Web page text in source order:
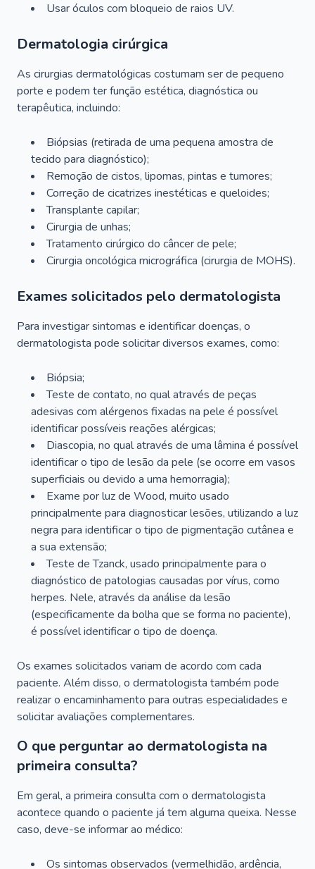
Usar óculos com bloqueio de raios UV.
Dermatologia cirúrgica
As cirurgias dermatológicas costumam ser de pequeno
porte e podem ter função estética, diagnóstica ou
terapêutica, incluindo:
Biópsias (retirada de uma pequena amostra de
tecido para diagnóstico);
Remoção de cistos, lipomas, pintas e tumores;
Correção de cicatrizes inestéticas e queloides;
Transplante capilar;
Cirurgia de unhas;
Tratamento cirúrgico do câncer de pele;
Cirurgia oncológica micrográfica (cirurgia de MOHS).
Exames solicitados pelo dermatologista
Para investigar sintomas e identificar doenças, o
dermatologista pode solicitar diversos exames, como:
Biópsia;
Teste de contato, no qual através de peças
adesivas com alérgenos fixadas na pele é possível
identificar possíveis reações alérgicas;
Diascopia, no qual através de uma lâmina é possível
identificar o tipo de lesão da pele (se ocorre em vasos
superficiais ou devido a uma hemorragia);
Exame por luz de Wood, muito usado
principalmente para diagnosticar lesões, utilizando a luz
negra para identificar o tipo de pigmentação cutânea e
a sua extensão;
Teste de Tzanck, usado principalmente para o
diagnóstico de patologias causadas por vírus, como
herpes. Nele, através da análise da lesão
(especificamente da bolha que se forma no paciente),
é possível identificar o tipo de doença.
Os exames solicitados variam de acordo com cada
paciente. Além disso, o dermatologista também pode
realizar o encaminhamento para outras especialidades e
solicitar avaliações complementares.
O que perguntar ao dermatologista na
primeira consulta?
Em geral, a primeira consulta com o dermatologista
acontece quando o paciente já tem alguma queixa. Nesse
caso, deve-se informar ao médico:
Os sintomas observados (vermelhidão, ardência,